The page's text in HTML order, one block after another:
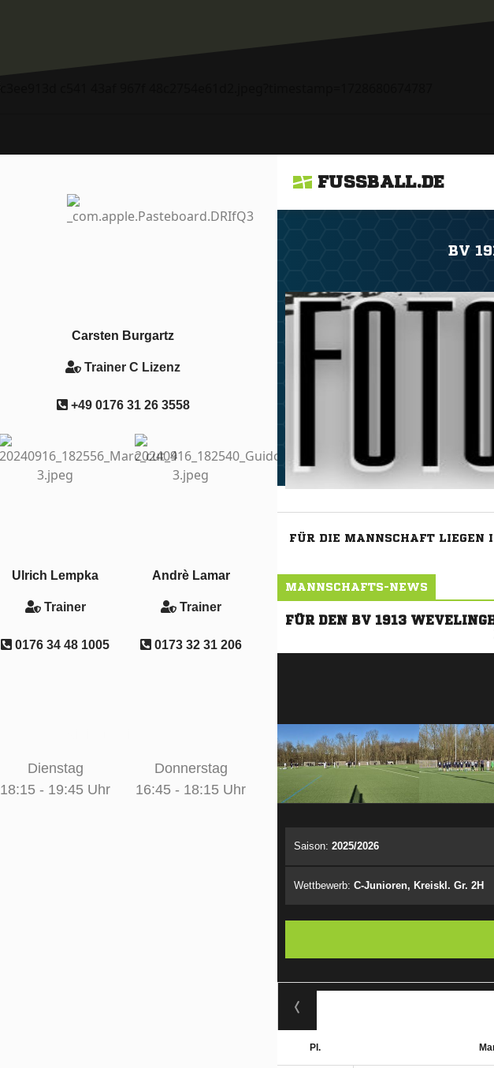
Carsten Burgartz
Trainer C Lizenz
+49 0176 31 26 3558
Ulrich Lempka
Trainer
0176 34 48 1005
Andrè Lamar
Trainer
0173 32 31 206
Dienstag
18:15 - 19:45 Uhr
Donnerstag
16:45 - 18:15 Uhr